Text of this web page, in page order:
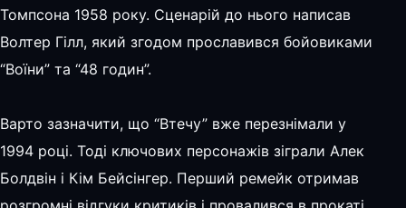
Томпсона 1958 року. Сценарій до нього написав
Волтер Гілл, який згодом прославився бойовиками
“Воїни” та “48 годин”.
Варто зазначити, що “Втечу” вже перезнімали у
1994 році. Тоді ключових персонажів зіграли Алек
Болдвін і Кім Бейсінгер. Перший ремейк отримав